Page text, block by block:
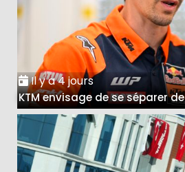
Il y a 4 jours
KTM envisage de se séparer